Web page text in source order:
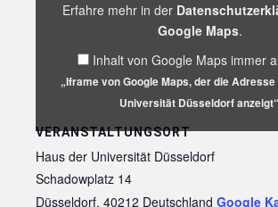
VERANSTALTUNGSORT
Haus der Universität Düsseldorf
Schadowplatz 14
Düsseldorf, 40212 Deutschland Google
Haus
Universität
Düsseldorf
anzeigt“
Maps
anzeigen
Erfahre mehr in der
Google Maps.
Inhalt von Google Maps immer
„Iframe von Google Maps, der die
Universität Düsseldorf